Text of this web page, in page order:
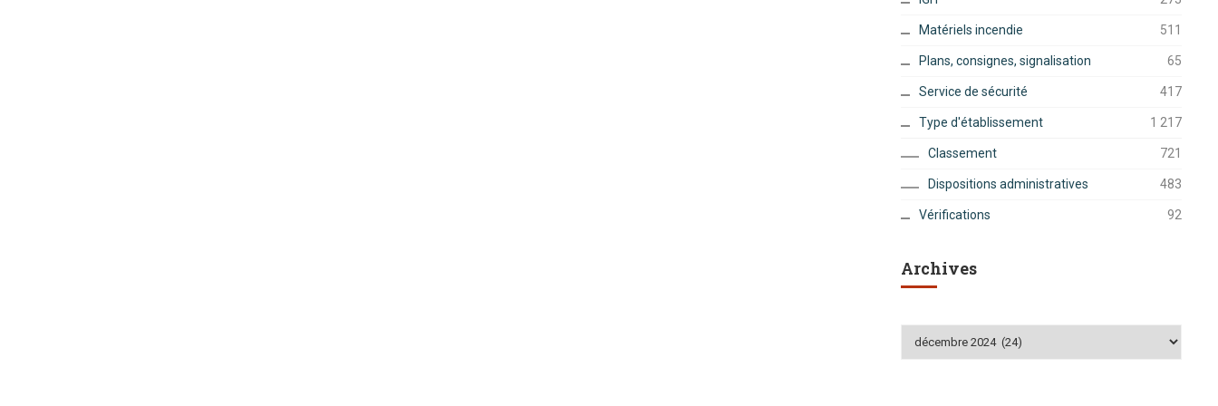
Matériels incendie 511
Plans, consignes, signalisation 65
Service de sécurité 417
Type d'établissement 1 217
Classement 721
Dispositions administratives 483
Vérifications 92
Archives
Archives